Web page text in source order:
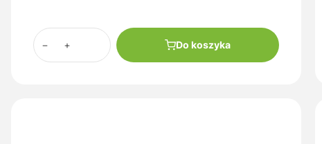
Do koszyka